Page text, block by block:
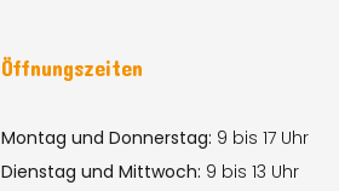
Öffnungszeiten
Montag und Donnerstag: 9 bis 17 Uhr
Dienstag und Mittwoch: 9 bis 13 Uhr